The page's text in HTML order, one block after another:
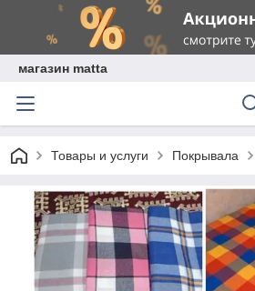
магазин matta
Товары и услуги Покрывала